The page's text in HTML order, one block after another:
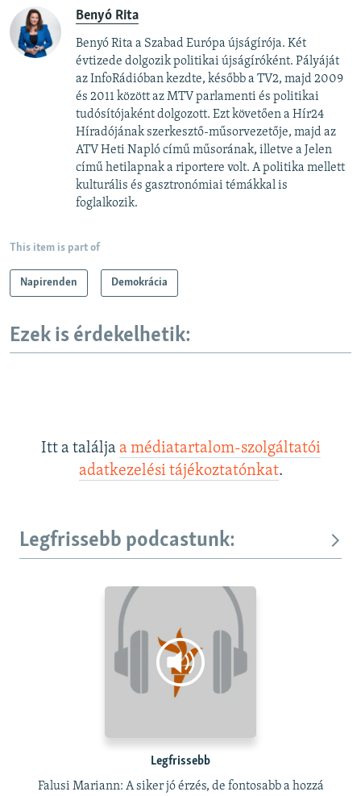
Benyó Rita
Benyó Rita a Szabad Európa újságírója. Két
évtizede dolgozik politikai újságíróként. Pályáját
az InfoRádióban kezdte, később a TV2, majd 2009
és 2011 között az MTV parlamenti és politikai
tudósítójaként dolgozott. Ezt követően a Hír24
Híradójának szerkesztő-műsorvezetője, majd az
ATV Heti Napló című műsorának, illetve a Jelen
című hetilapnak a riportere volt. A politika mellett
kulturális és gasztronómiai témákkal is
foglalkozik.
This item is part of
Napirenden Demokrácia
Ezek is érdekelhetik:
Itt a találja a médiatartalom-szolgáltatói
adatkezelési tájékoztatónkat.
Legfrissebb podcastunk:
Legfrissebb
Falusi Mariann: A siker jó érzés, de fontosabb a hozzá